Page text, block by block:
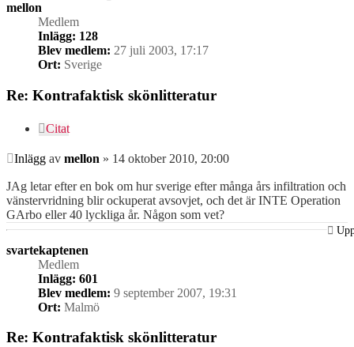
mellon
Medlem
Inlägg: 128
Blev medlem: 27 juli 2003, 17:17
Ort: Sverige
Re: Kontrafaktisk skönlitteratur
Citat
Inlägg av mellon » 14 oktober 2010, 20:00
JAg letar efter en bok om hur sverige efter många års infiltration och
vänstervridning blir ockuperat avsovjet, och det är INTE Operation
GArbo eller 40 lyckliga år. Någon som vet?
svartekaptenen
Medlem
Inlägg: 601
Blev medlem: 9 september 2007, 19:31
Ort: Malmö
Re: Kontrafaktisk skönlitteratur